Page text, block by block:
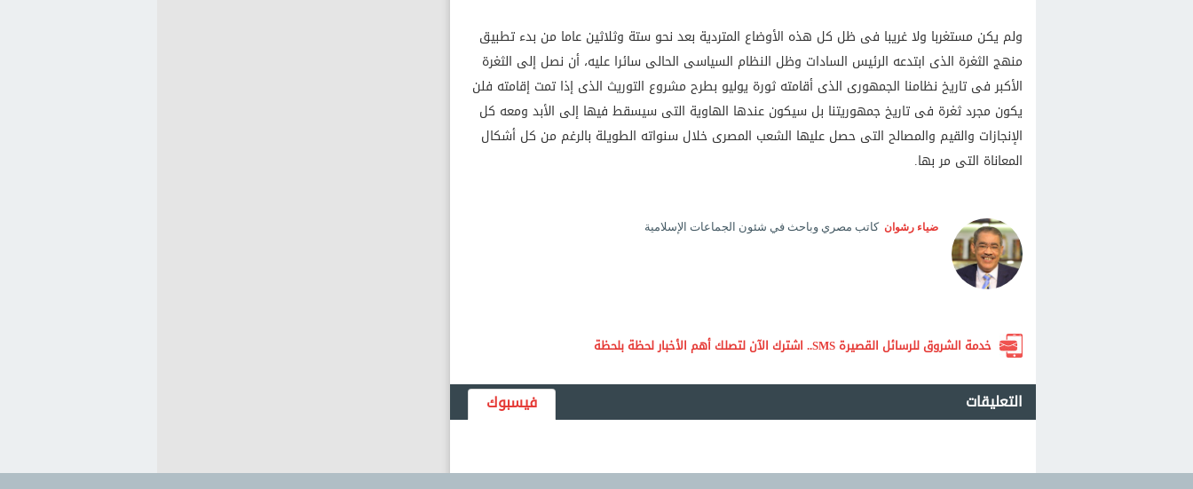
ولم يكن مستغربا ولا غريبا فى ظل كل هذه الأوضاع المتردية بعد نحو ستة وثلاثين عاما من بدء تطبيق
منهج الثغرة الذى ابتدعه الرئيس السادات وظل النظام السياسى الحالى سائرا عليه، أن نصل إلى الثغرة
الأكبر فى تاريخ نظامنا الجمهورى الذى أقامته ثورة يوليو بطرح مشروع التوريث الذى إذا تمت إقامته فلن
يكون مجرد ثغرة فى تاريخ جمهوريتنا بل سيكون عندها الهاوية التى سيسقط فيها إلى الأبد ومعه كل
الإنجازات والقيم والمصالح التى حصل عليها الشعب المصرى خلال سنواته الطويلة بالرغم من كل أشكال
المعاناة التى مر بها.
ضياء رشوان كاتب مصري وباحث في شئون الجماعات الإسلامية
خدمة الشروق للرسائل القصيرة SMS.. اشترك الآن لتصلك أهم الأخبار لحظة بلحظة
التعليقات فيسبوك